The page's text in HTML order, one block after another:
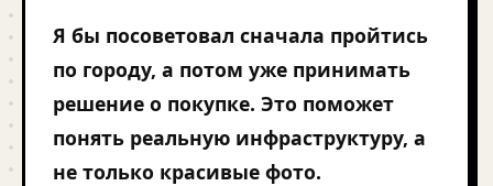
Я бы посоветовал сначала пройтись
по городу, а потом уже принимать
решение о покупке. Это поможет
понять реальную инфраструктуру, а
не только красивые фото.